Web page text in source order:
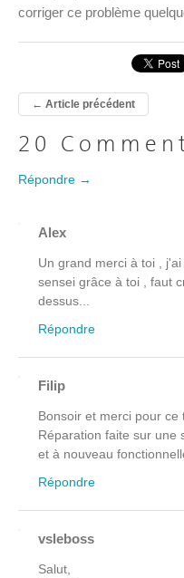
corriger ce problème
← Article précédent
20
Répondre →
Alex
Un grand merci à toi ,
sensei grâce à toi , faut
dessus...
Répondre
Filip
Bonsoir et merci pour ce
Réparation faite sur une
et à nouveau
Répondre
vsleboss
Salut,